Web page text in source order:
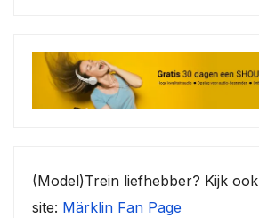
(Model)Trein liefhebber? Kijk
site: Märklin Fan Page